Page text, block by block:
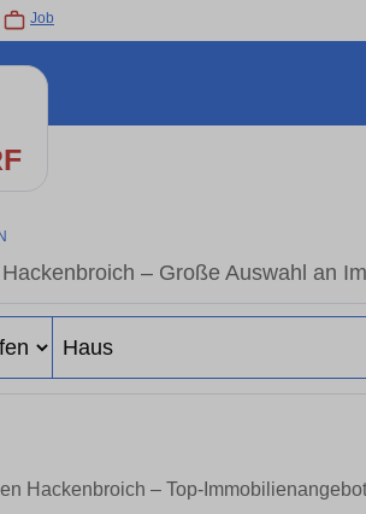
Job
– Große Auswahl an
Hackenbroich – Top-